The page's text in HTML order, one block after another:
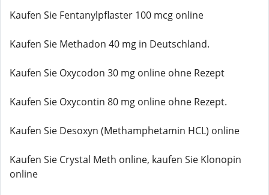
Kaufen Sie Fentanylpflaster 100 mcg online
Kaufen Sie Methadon 40 mg in Deutschland.
Kaufen Sie Oxycodon 30 mg online ohne Rezept
Kaufen Sie Oxycontin 80 mg online ohne Rezept.
Kaufen Sie Desoxyn (Methamphetamin HCL) online
Kaufen Sie Crystal Meth online, kaufen Sie Klonopin
online